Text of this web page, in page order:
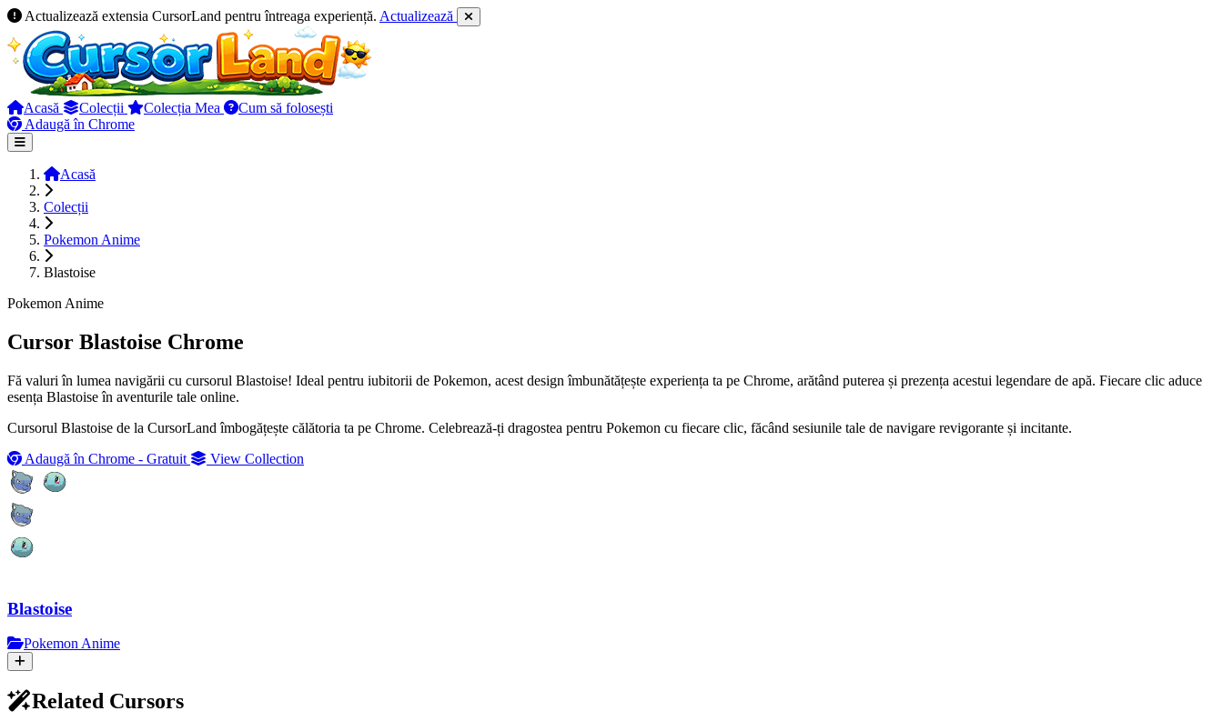
Actualizează extensia CursorLand pentru întreaga experiență. Actualizează
Acasă Colecții Colecția Mea
Cum să folosești
Adaugă în Chrome
Acasă
Colecții
Pokemon Anime
Blastoise
Pokemon Anime
Cursor Blastoise Chrome
Fă valuri în lumea navigării cu cursorul Blastoise! Ideal pentru iubitorii de Pokemon, acest design îmbunătățește experiența ta pe Chrome, arătând puterea și prezența acestui legendare de apă. Fiecare clic aduce
esența Blastoise în aventurile tale online.
Cursorul Blastoise de la CursorLand îmbogățește călătoria ta pe Chrome. Celebrează-ți dragostea pentru Pokemon cu fiecare clic, făcând sesiunile tale de navigare revigorante și incitante.
Adaugă în Chrome - Gratuit
View Collection
Blastoise
Pokemon Anime
Related Cursors